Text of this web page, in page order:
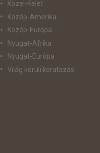
Közel-Kelet
Közép-Amerika
Közép-Európa
Nyugat-Afrika
Nyugat-Európa
Világ körüli körutazás